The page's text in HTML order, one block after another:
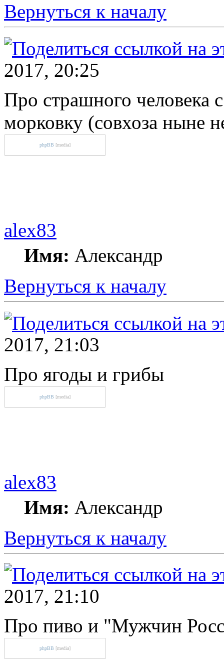
Вернуться к началу
2017, 20:25
Про страшного человека
морковку (совхоза ныне
phpBB [media]
alex83
Имя: Александр
Вернуться к началу
2017, 21:03
Про ягоды и грибы
phpBB [media]
alex83
Имя: Александр
Вернуться к началу
2017, 21:10
Про пиво и "Мужчин
phpBB [media]